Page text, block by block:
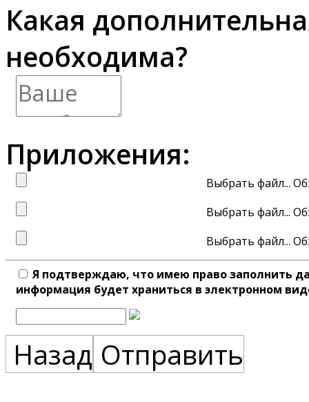
Какая
необходима?
Приложения:
Выбрать файл...
Выбрать файл...
Выбрать файл...
Я подтверждаю, что имею право заполнить
информация будет храниться в электронном
Назад Отправить